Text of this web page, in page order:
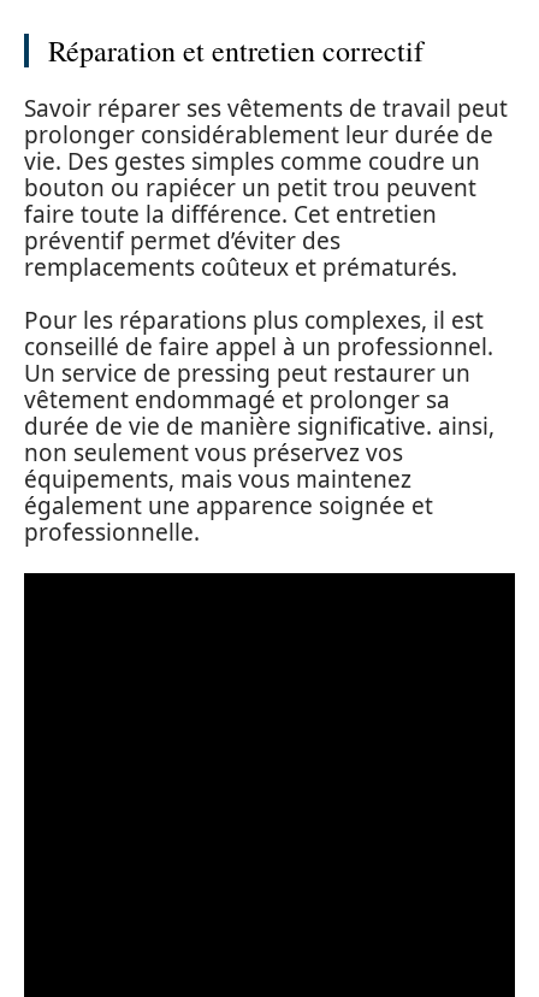
Réparation et entretien correctif
Savoir réparer ses vêtements de travail peut
prolonger considérablement leur durée de
vie. Des gestes simples comme coudre un
bouton ou rapiécer un petit trou peuvent
faire toute la différence. Cet entretien
préventif permet d’éviter des
remplacements coûteux et prématurés.
Pour les réparations plus complexes, il est
conseillé de faire appel à un professionnel.
Un service de pressing peut restaurer un
vêtement endommagé et prolonger sa
durée de vie de manière significative. ainsi,
non seulement vous préservez vos
équipements, mais vous maintenez
également une apparence soignée et
professionnelle.